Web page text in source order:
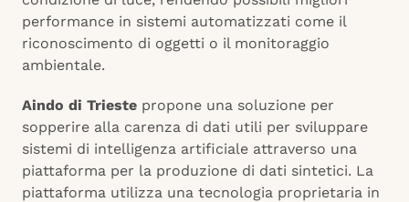
performance in sistemi automatizzati come il
riconoscimento di oggetti o il monitoraggio
ambientale.
Aindo di Trieste propone una soluzione per
sopperire alla carenza di dati utili per sviluppare
sistemi di intelligenza artificiale attraverso una
piattaforma per la produzione di dati sintetici. La
piattaforma utilizza una tecnologia proprietaria in